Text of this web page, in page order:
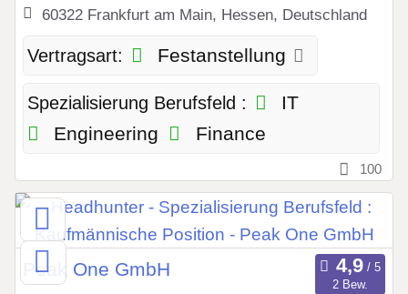
60322 Frankfurt am Main, Hessen, Deutschland
Vertragsart: Festanstellung
Spezialisierung Berufsfeld :
IT
Engineering
Finance
100
Peak One GmbH
2 Bew.